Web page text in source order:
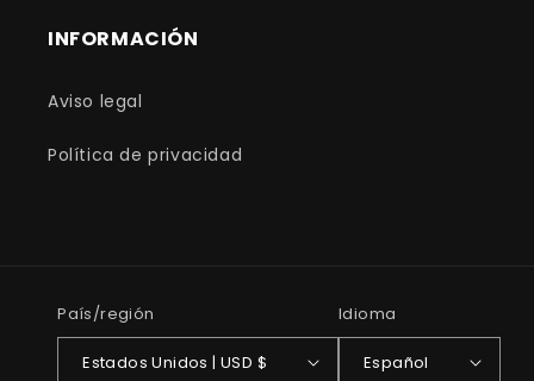
INFORMACIÓN
Aviso legal
Política de privacidad
País/región
Estados Unidos | USD $
Idioma
Español